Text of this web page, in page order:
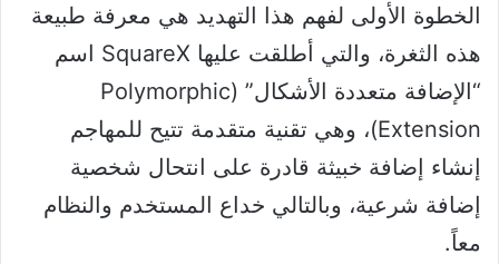
الخطوة الأولى لفهم هذا التهديد هي معرفة طبيعة
هذه الثغرة، والتي أطلقت عليها SquareX اسم
“الإضافة متعددة الأشكال” (Polymorphic
Extension)، وهي تقنية متقدمة تتيح للمهاجم
إنشاء إضافة خبيثة قادرة على انتحال شخصية
إضافة شرعية، وبالتالي خداع المستخدم والنظام
معاً.